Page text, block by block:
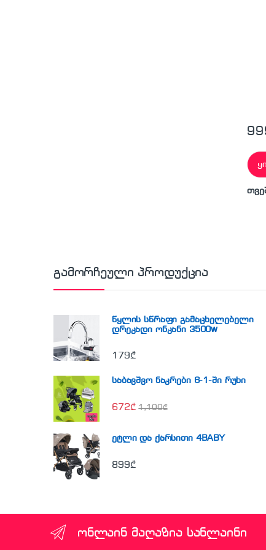
გამორჩეული პროდუქცია
წყლის სწრაფი გამაცხელებელი
დრეკადი ონკანი 3500w
179₾
საბავშვო ნაკრები 6-1-ში რუხი
672₾ 1,100₾
ეტლი და ქარსითი 4BABY
899₾
ონლაინ მაღაზია სანლაინი